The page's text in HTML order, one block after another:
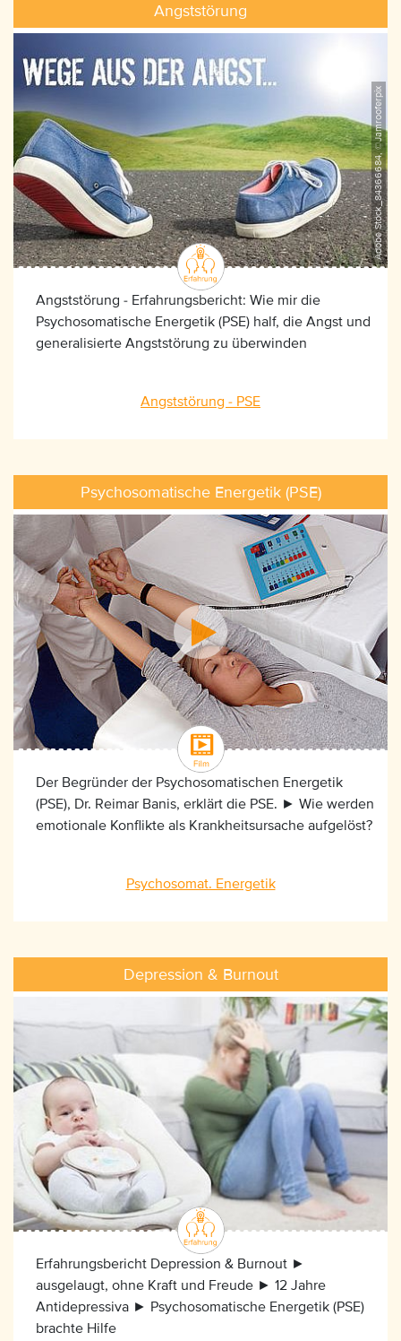
Angststörung
Adobe Stock_84366684, ©Jamrooferpix
Angststörung - Erfahrungsbericht: Wie mir die
Psychosomatische Energetik (PSE) half, die Angst und
generalisierte Angststörung zu überwinden
Angststörung - PSE
Psychosomatische Energetik (PSE)
Der Begründer der Psychosomatischen Energetik
(PSE), Dr. Reimar Banis, erklärt die PSE. ► Wie werden
emotionale Konflikte als Krankheitsursache aufgelöst?
Psychosomat. Energetik
Depression & Burnout
Erfahrungsbericht Depression & Burnout ►
ausgelaugt, ohne Kraft und Freude ► 12 Jahre
Antidepressiva ► Psychosomatische Energetik (PSE)
brachte Hilfe